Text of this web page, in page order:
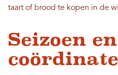
taart of brood te kopen in de
Seizoen en